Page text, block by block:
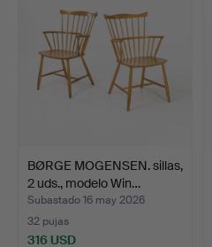
BØRGE MOGENSEN. sillas,
2 uds., modelo Win…
Subastado 16 may 2026
32 pujas
316 USD